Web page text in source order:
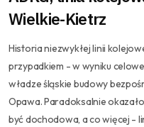
Wielkie-Kietrz
Historia niezwykłej linii
przypadkiem - w wyniku
władze śląskie budowy
Opawa. Paradoksalnie
być dochodowa, a co więcej -